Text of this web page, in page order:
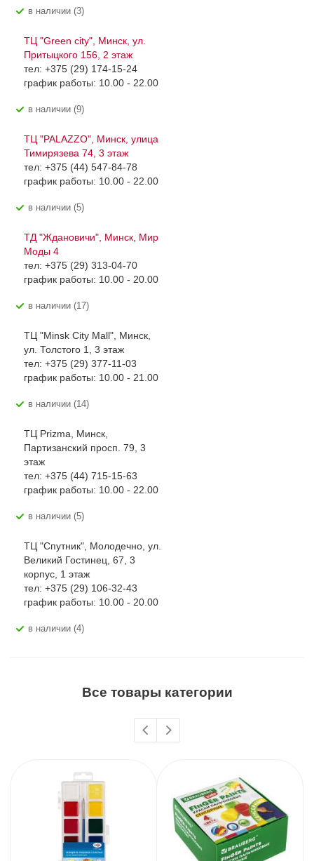
В наличии (3)
ТЦ "Green city", Минск, ул.
Притыцкого 156, 2 этаж
тел: +375 (29) 174-15-24
график работы: 10.00 - 22.00
В наличии (9)
ТЦ "PALAZZO", Минск, улица
Тимирязева 74, 3 этаж
тел: +375 (44) 547-84-78
график работы: 10.00 - 22.00
В наличии (5)
ТД "Ждановичи", Минск, Мир
Моды 4
тел: +375 (29) 313-04-70
график работы: 10.00 - 20.00
В наличии (17)
ТЦ "Minsk City Mall", Минск,
ул. Толстого 1, 3 этаж
тел: +375 (29) 377-11-03
график работы: 10.00 - 21.00
В наличии (14)
ТЦ Prizma, Минск,
Партизанский просп. 79, 3
этаж
тел: +375 (44) 715-15-63
график работы: 10.00 - 22.00
В наличии (5)
ТЦ "Спутник", Молодечно, ул.
Великий Гостинец, 67, 3
корпус, 1 этаж
тел: +375 (29) 106-32-43
график работы: 10.00 - 20.00
В наличии (4)
Все товары категории